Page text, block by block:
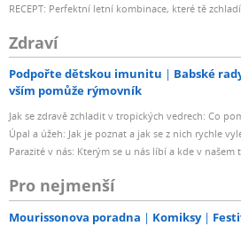
RECEPT: Perfektní letní kombinace, které tě
Zdraví
Podpořte dětskou imunitu Babské
vším pomůže rýmovník
Jak se zdravě zchladit v tropických vedrech: Co
Úpal a úžeh: Jak je poznat a jak se z nich rychle
Parazité v nás: Kterým se u nás líbí a kde v našem
Pro nejmenší
Mourissonova poradna Komiksy